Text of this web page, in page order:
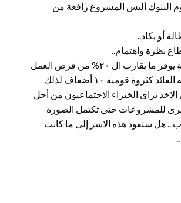
البنوك أليس المشروع رافعة من
أو يكاد..
نظرة واهتمام..
من ناحية اجتماعية يوفر ما يقارب ال ٢٠% من فرص العمل
بالإضافة لمضاعفة العائد كثروة قومية ١٠ أضعاف لذلك
براى الخبراء الاجتماعيون من أجل
للمشروعات حتى تكتمل الصورة
.. هل ستعود هذه الاسر إلى ما كانت